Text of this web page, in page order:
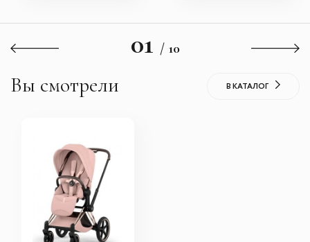
01 / 10
Вы смотрели В КАТАЛОГ